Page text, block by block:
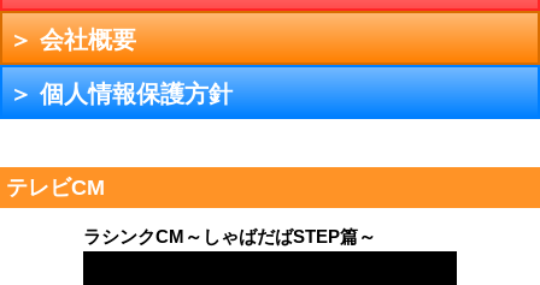
＞ 会社概要
＞ 個人情報保護方針
テレビCM
ラシンクCM～しゃばだばSTEP篇～